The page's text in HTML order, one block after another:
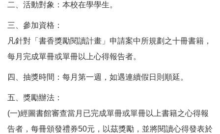
二、活動對象：本校在學學生。
三、參加資格：
凡針對「書香獎勵閱讀計畫」申請案中所規劃之十冊書籍，
每月完成單冊或單冊以上心得報告者。
四、抽獎時間：每月第一週，如遇連續假日則順延。
五、獎勵辦法：
(一)經圖書館審查當月已完成單冊或單冊以上書籍之心得報
告者，每冊頒發禮券50元，以茲獎勵，並將閱讀心得發表於